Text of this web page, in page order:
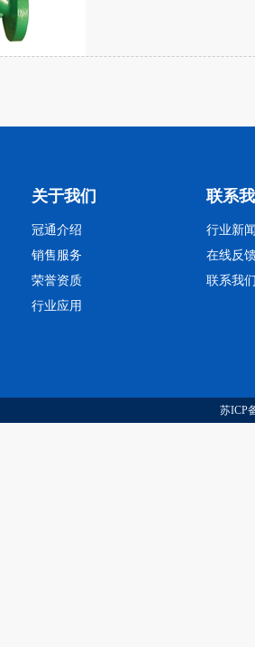
关于我们
冠通介绍
销售服务
荣誉资质
行业应用
联系
行业新
在线反
联系我
苏ICP